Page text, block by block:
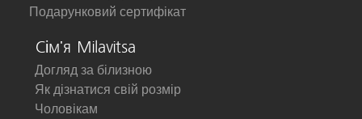
Подарунковий сертифікат
Сім'я Milavitsa
Догляд за білизною
Як дізнатися свій розмір
Чоловікам